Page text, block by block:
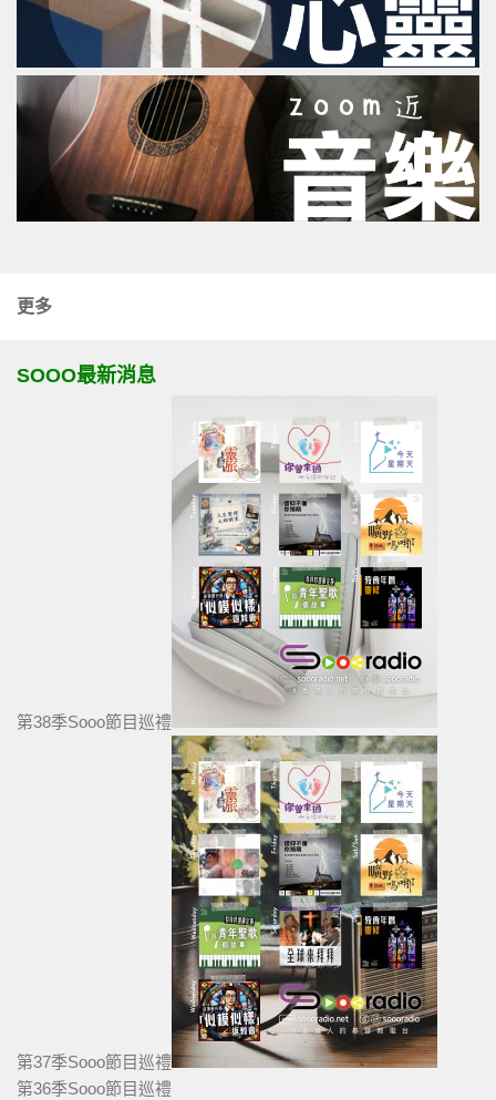
更多
SOOO最新消息
第38季Sooo節目巡禮
第37季Sooo節目巡禮
第36季Sooo節目巡禮